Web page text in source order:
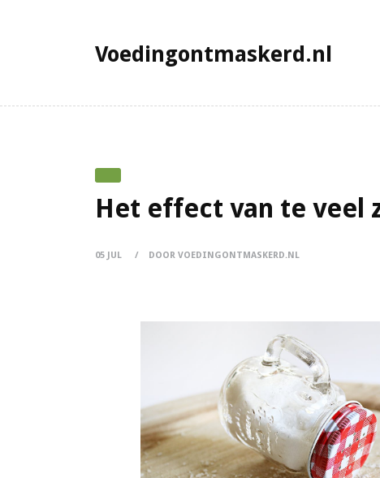
Voedingontmaskerd.nl
Het effect van te veel
05 JUL DOOR VOEDINGONTMASKERD.NL